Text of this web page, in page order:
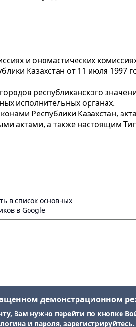
и ономастических
Казахстан от 11 июля 1997
республиканского
исполнительных органах.
Республики Казахстан,
актами, а также настоящим
в список основных
в Google
демонстрационном
Вам нужно перейти по кнопке
и пароля, зарегистрируйтесь.